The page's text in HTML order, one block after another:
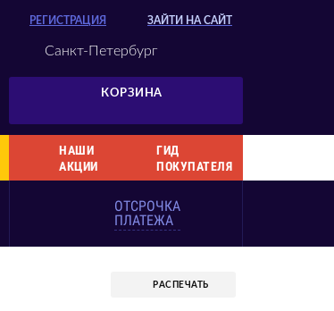
КОРЗИНА
РЕГИСТРАЦИЯ ЗАЙТИ НА САЙТ
Санкт-Петербург
НАШИ
АКЦИИ
ГИД
ПОКУПАТЕЛЯ
ОТСРОЧКА
ПЛАТЕЖА
РАСПЕЧАТЬ